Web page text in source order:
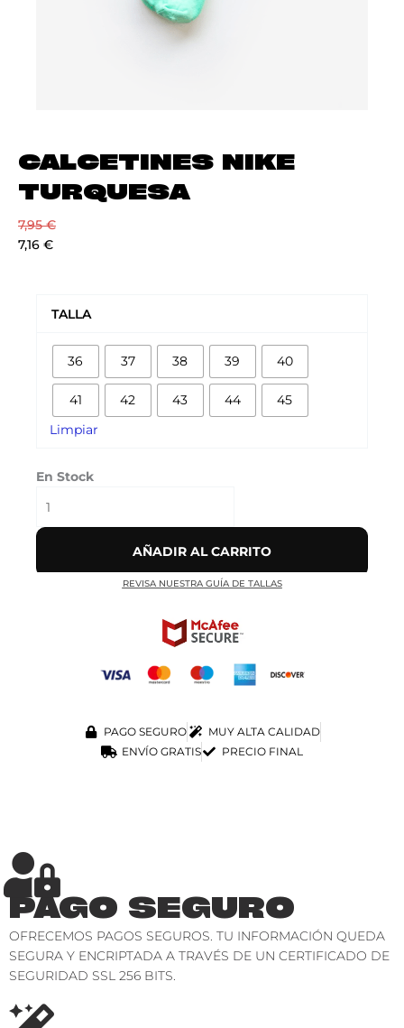
CALCETINES NIKE
TURQUESA
7,95€
7,16 €
TALLA
36 37 38 39 40
41 42 43 44 45
Limpiar
En Stock
cantidad
AÑADIR AL CARRITO
REVISA NUESTRA GUÍA DE TALLAS
PAGO SEGURO
MUY ALTA CALIDAD
ENVÍO GRATIS
PRECIO FINAL
PAGO SEGURO
OFRECEMOS PAGOS SEGUROS. TU INFORMACIÓN QUEDA
SEGURA Y ENCRIPTADA A TRAVÉS DE UN CERTIFICADO DE
SEGURIDAD SSL 256 BITS.